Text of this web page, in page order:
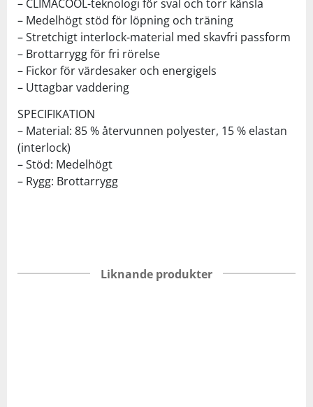
– CLIMACOOL-teknologi för sval och torr känsla
– Medelhögt stöd för löpning och träning
– Stretchigt interlock-material med skavfri passform
– Brottarrygg för fri rörelse
– Fickor för värdesaker och energigels
– Uttagbar vaddering
SPECIFIKATION
– Material: 85 % återvunnen polyester, 15 % elastan
(interlock)
– Stöd: Medelhögt
– Rygg: Brottarrygg
Liknande produkter